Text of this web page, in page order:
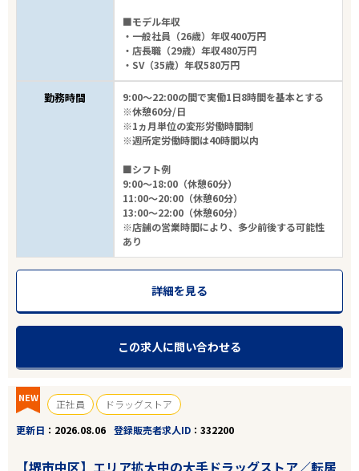
■モデル年収
・一般社員（26歳）年収400万円
・店長職（29歳）年収480万円
・SV（35歳）年収580万円
勤務時間
9:00～22:00の間で実働1日8時間を基本とする
※休憩60分/日
※1ヵ月単位の変形労働時間制
※週所定労働時間は40時間以内
■シフト例
9:00～18:00（休憩60分）
11:00～20:00（休憩60分）
13:00～22:00（休憩60分）
※店舗の営業時間により、多少前後する可能性
あり
詳細を見る
この求人に問い合わせる
NEW 正社員
ドラッグストア
更新日
2026.08.06 登録販売者求人ID 332200
【堺市中区】エリア拡大中の大手ドラッグストア／転居